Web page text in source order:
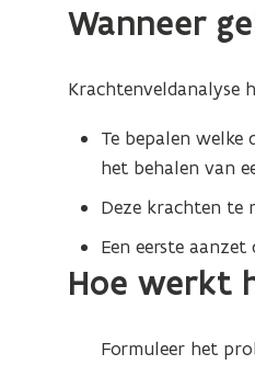
Wanneer
Krachtenveldanalyse
Te bepalen
het behalen van
Deze krachten te
Een eerste
Hoe werkt
Formuleer het